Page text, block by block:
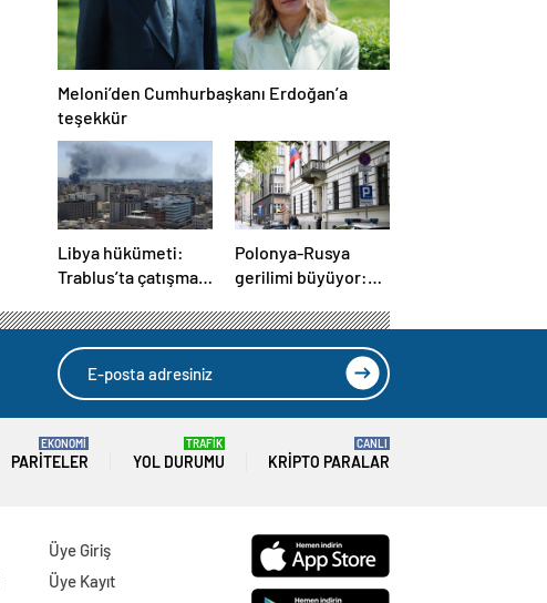
Meloni’den Cumhurbaşkanı Erdoğan’a
teşekkür
Libya hükümeti:
Trablus’ta çatışma
kontrol altında
Polonya-Rusya
gerilimi büyüyor:
karşılık vereceğiz
PARITELER
EKONOMİ
YOL DURUMU
TRAFİK
KRIPTO PARALAR
CANLI
Üye Giriş
Üye Kayıt